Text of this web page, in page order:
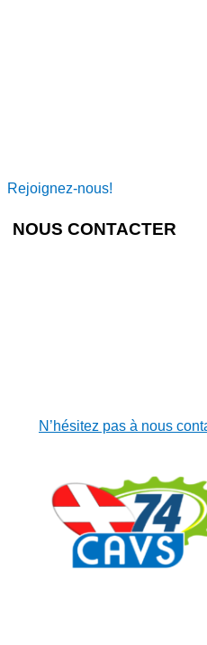
Rejoignez-nous!
NOUS CONTACTER
N’hésitez pas à nous